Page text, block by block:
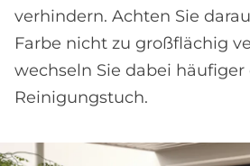
verhindern. Achten Sie
Farbe nicht zu großflächig
wechseln Sie dabei häufiger
Reinigungstuch.